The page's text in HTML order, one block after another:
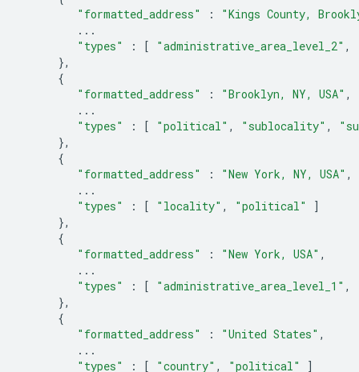
"formatted_address"
:
"Kings County,
...
"types"
: [ "administrative_area_level_2" ,
},
{
"formatted_address"
: "Brooklyn, NY, USA" ,
...
"types"
: [ "political" , "sublocality" ,
},
{
"formatted_address"
: "New York, NY, USA" ,
...
"types"
: [ "locality" , "political"
]
},
{
"formatted_address"
: "New York, USA" ,
...
"types"
: [ "administrative_area_level_1" ,
},
{
"formatted_address"
: "United States" ,
...
"types"
: [ "country" , "political" ]